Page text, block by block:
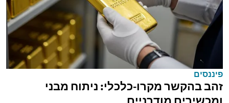
פיננסים
זהב בהקשר מקרו-כלכלי: ניתוח מבני